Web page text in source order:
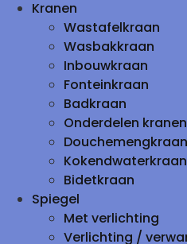
Kranen
Wastafelkraan
Wasbakkraan
Inbouwkraan
Fonteinkraan
Badkraan
Onderdelen kranen
Douchemengkraan
Kokendwaterkraan
Bidetkraan
Spiegel
Met verlichting
Verlichting /